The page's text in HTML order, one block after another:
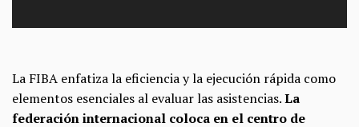
La FIBA enfatiza la eficiencia y la ejecución rápida como
elementos esenciales al evaluar las asistencias.La
federación internacional coloca en el centro de